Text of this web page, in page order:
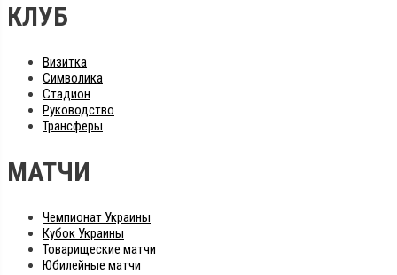
КЛУБ
Визитка
Символика
Стадион
Руководство
Трансферы
МАТЧИ
Чемпионат Украины
Кубок Украины
Товарищеские матчи
Юбилейные матчи